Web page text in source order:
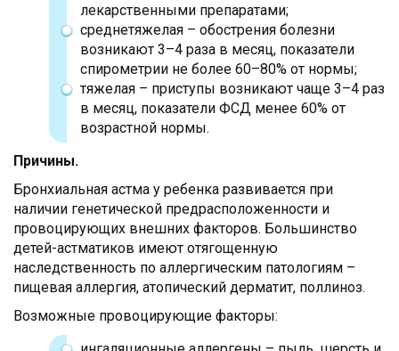
лекарственными препаратами;
среднетяжелая – обострения болезни
возникают 3–4 раза в месяц, показатели
спирометрии не более 60–80% от нормы;
тяжелая – приступы возникают чаще 3–4 раз
в месяц, показатели ФСД менее 60% от
возрастной нормы.
Причины.
Бронхиальная астма у ребенка развивается при
наличии генетической предрасположенности и
провоцирующих внешних факторов. Большинство
детей-астматиков имеют отягощенную
наследственность по аллергическим патологиям –
пищевая аллергия, атопический дерматит, поллиноз.
Возможные провоцирующие факторы: